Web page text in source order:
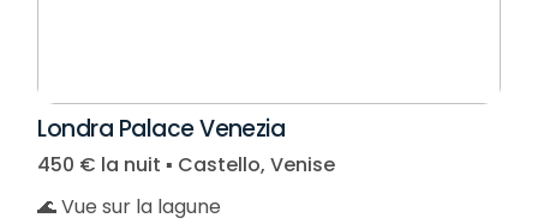
Londra Palace Venezia
450 € la nuit ▪︎ Castello, Venise
🌊 Vue sur la lagune